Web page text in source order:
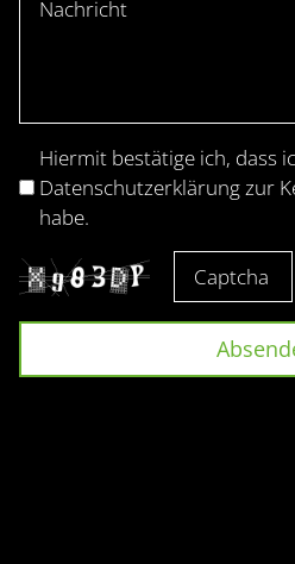
Hiermit bestätige ich, dass
Datenschutzerklärung zur
habe.